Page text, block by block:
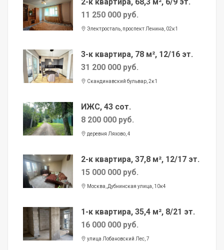
11 250 000 руб.
Электросталь, проспект Ленина, 02к1
3-к квартира, 78 м², 12/16 эт.
31 200 000 руб.
Скандинавский бульвар, 2к1
ИЖС, 43 сот.
8 200 000 руб.
деревня Ляхово, 4
2-к квартира, 37,8 м², 12/17 эт.
15 000 000 руб.
Москва, Дубнинская улица, 10к4
1-к квартира, 35,4 м², 8/21 эт.
16 000 000 руб.
улица Лобановский Лес, 7